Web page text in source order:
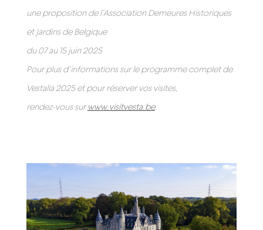
une proposition de l’Association Demeures Historiques
et Jardins de Belgique
du 07 au 15 juin 2025
Pour plus d’informations sur le programme complet de
Vestalia 2025 et pour réserver vos visites,
rendez-vous surwww.visitvesta.be.